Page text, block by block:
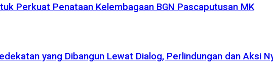
Perkuat Penataan Kelembagaan BGN Pascaputusan MK
yang Dibangun Lewat Dialog, Perlindungan dan Aksi